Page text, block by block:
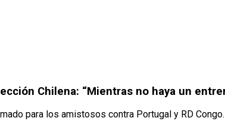
Chilena: “Mientras no haya un
para los amistosos contra Portugal y RD Congo.